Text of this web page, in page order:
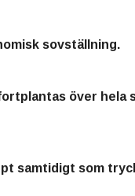
sovställning.
över hela
samtidigt som